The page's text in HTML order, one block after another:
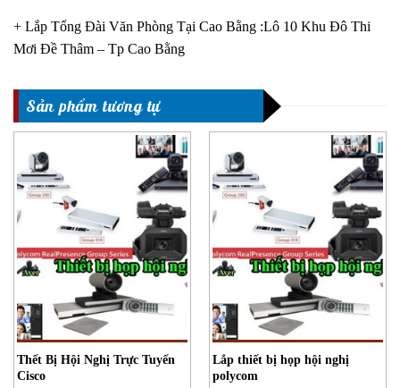
+ Lắp Tổng Đài Văn Phòng Tại Cao Bằng :Lô 10 Khu Đô Thi
Mơi Đề Thâm – Tp Cao Bằng
Sản phẩm tương tự
Thết Bị Hội Nghị Trực Tuyến
Cisco
Lắp thiết bị họp hội nghị
polycom